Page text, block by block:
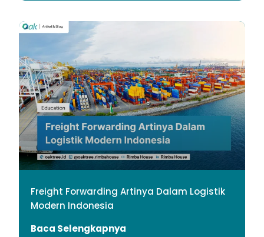
Freight Forwarding Artinya Dalam Logistik
Modern Indonesia
Baca Selengkapnya